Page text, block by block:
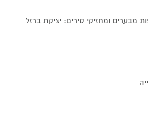
מבערים ומחזיקי סירים: יציקת ברזל